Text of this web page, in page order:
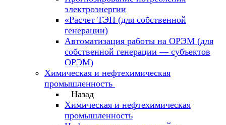
электроэнергии
«Расчет ТЭП (для собственной
генерации)
Автоматизация работы на ОРЭМ (для
собственной генерации — субъектов
ОРЭМ)
Химическая и нефтехимическая
промышленность
Назад
Химическая и нефтехимическая
промышленность